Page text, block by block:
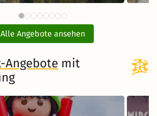
ab59 €
Nürnberg mit Hotel
und Frühstück
Zum Angebot
Alle Angebote ansehen
Angebote mit